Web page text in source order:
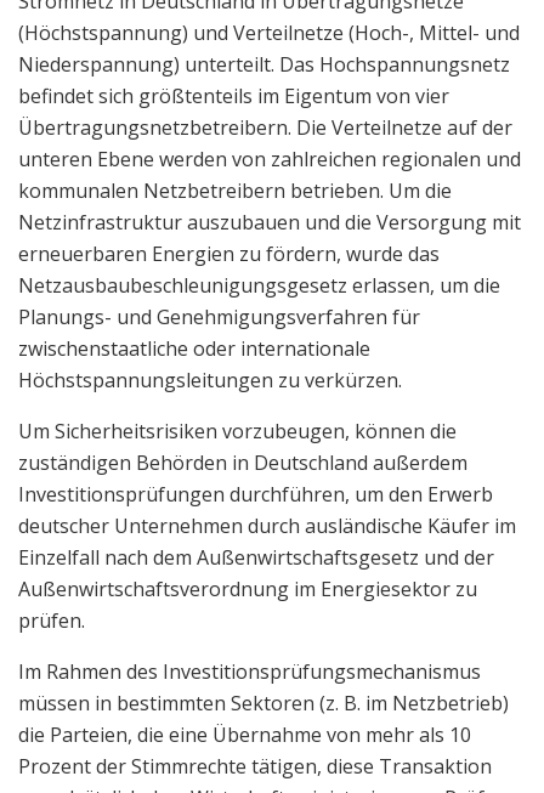
(Höchstspannung) und Verteilnetze (Hoch-, Mittel- und
Niederspannung) unterteilt. Das Hochspannungsnetz
befindet sich größtenteils im Eigentum von vier
Übertragungsnetzbetreibern. Die Verteilnetze auf der
unteren Ebene werden von zahlreichen regionalen und
kommunalen Netzbetreibern betrieben. Um die
Netzinfrastruktur auszubauen und die Versorgung mit
erneuerbaren Energien zu fördern, wurde das
Netzausbaubeschleunigungsgesetz erlassen, um die
Planungs- und Genehmigungsverfahren für
zwischenstaatliche oder internationale
Höchstspannungsleitungen zu verkürzen.
Um Sicherheitsrisiken vorzubeugen, können die
zuständigen Behörden in Deutschland außerdem
Investitionsprüfungen durchführen, um den Erwerb
deutscher Unternehmen durch ausländische Käufer im
Einzelfall nach dem Außenwirtschaftsgesetz und der
Außenwirtschaftsverordnung im Energiesektor zu
prüfen.
Im Rahmen des Investitionsprüfungsmechanismus
müssen in bestimmten Sektoren (z. B. im Netzbetrieb)
die Parteien, die eine Übernahme von mehr als 10
Prozent der Stimmrechte tätigen, diese Transaktion